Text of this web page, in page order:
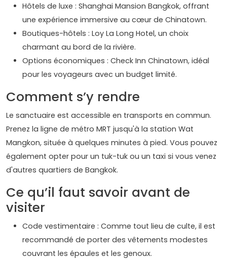
Hôtels de luxe : Shanghai Mansion Bangkok, offrant
une expérience immersive au cœur de Chinatown.
Boutiques-hôtels : Loy La Long Hotel, un choix
charmant au bord de la rivière.
Options économiques : Check Inn Chinatown, idéal
pour les voyageurs avec un budget limité.
Comment s’y rendre
Le sanctuaire est accessible en transports en commun.
Prenez la ligne de métro MRT jusqu'à la station Wat
Mangkon, située à quelques minutes à pied. Vous pouvez
également opter pour un tuk-tuk ou un taxi si vous venez
d'autres quartiers de Bangkok.
Ce qu’il faut savoir avant de
visiter
Code vestimentaire : Comme tout lieu de culte, il est
recommandé de porter des vêtements modestes
couvrant les épaules et les genoux.